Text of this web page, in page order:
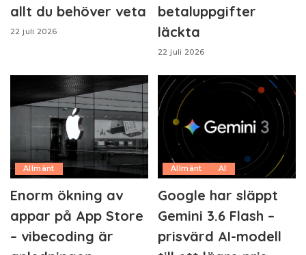
allt du behöver veta
22 juli 2026
betaluppgifter
läckta
22 juli 2026
Allmänt
Enorm ökning av
appar på App Store
– vibecoding är
Allmänt AI
Google har släppt
Gemini 3.6 Flash –
prisvärd AI-modell